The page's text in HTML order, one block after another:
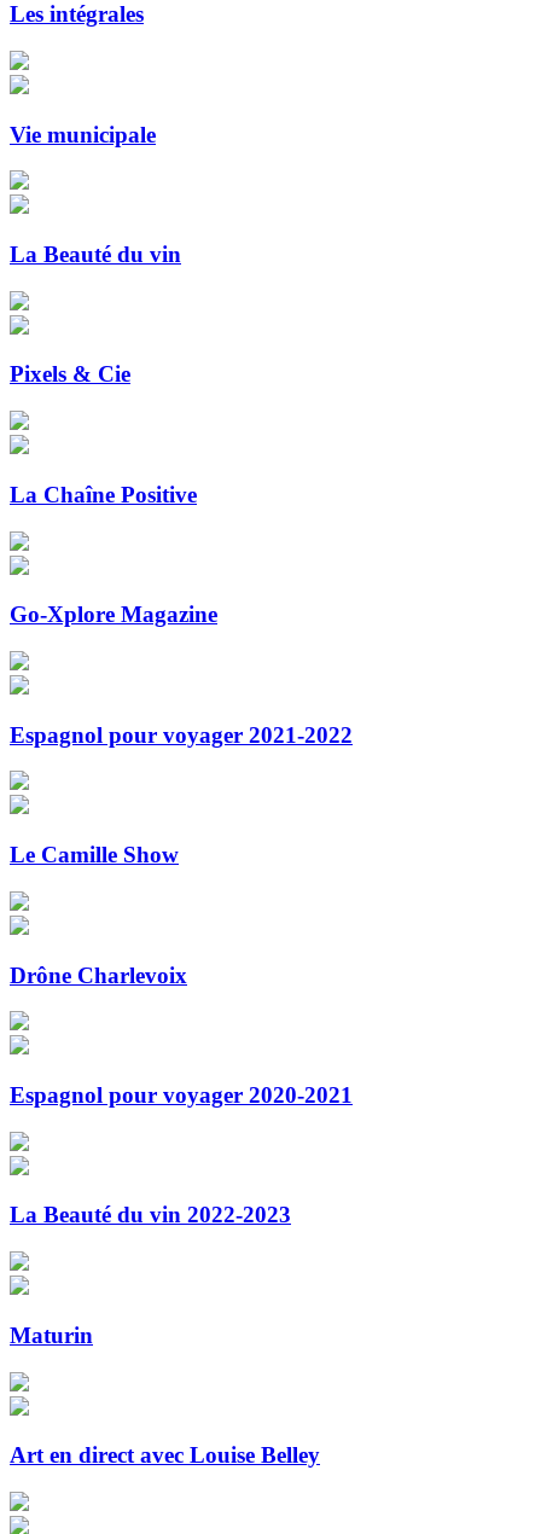
Les intégrales
Vie municipale
La Beauté du vin
Pixels & Cie
La Chaîne Positive
Go-Xplore Magazine
Espagnol pour voyager 2021-2022
Le Camille Show
Drône Charlevoix
Espagnol pour voyager 2020-2021
La Beauté du vin 2022-2023
Maturin
Art en direct avec Louise Belley